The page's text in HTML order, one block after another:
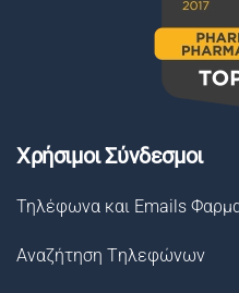
Χρήσιμοι Σύνδεσμοι
Τηλέφωνα και Emails
Αναζήτηση Tηλεφώνων